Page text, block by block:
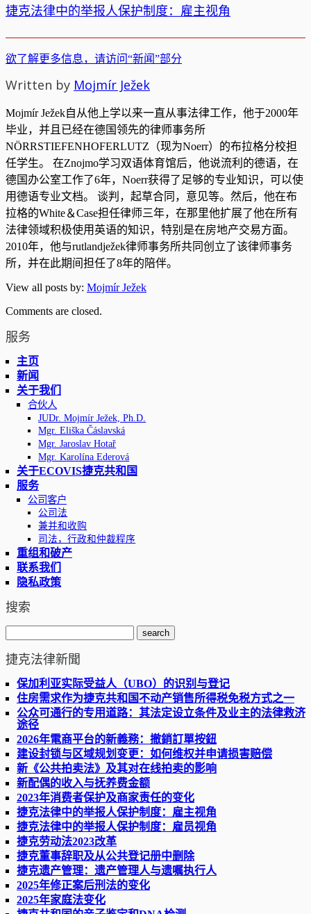
捷克法律中的举报人保护制度：雇主视角
欲了解更多信息，请访问“新闻”部分
Written by Mojmír Ježek
Mojmír Ježek自从他上学以来一直从事法律工作，他于2000年
毕业，并且已经在德国领先的律师事务所
NÖRRSTIEFENHOFERLUTZ（现为Noerr）的布拉格分校担
任学生。 在Znojmo学习双语体育馆后，他说流利的德语，在
德国办公室工作了6年，Noerr获得了足够的专业知识，可以使
用德语专业文档。 谈判，起草合同，意见等。然后，他在布
拉格的White＆Case担任律师三年，在那里他扩展了他在所有
法律领域积极使用英语的知识，特别是在房地产交易方面。
2010年，他与rutlandježek律师事务所共同创立了该律师事务
所，并在此期间担任了8年的陪伴。
View all posts by: Mojmír Ježek
Comments are closed.
服务
主页
新闻
关于我们
合伙人
JUDr. Mojmír Ježek, Ph.D.
Mgr. Eliška Čáslavská
Mgr. Jaroslav Hotař
Mgr. Karolína Ederová
关于ECOVIS捷克共和国
服务
公司客户
公司法
兼并和收购
司法，行政和仲裁程序
重组和破产
联系我们
隐私政策
搜索
捷克法律新聞
保加利亚实际受益人（UBO）的识别与登记
住房需求作为捷克共和国不动产销售所得税免税方式之一
公众可通行的专用道路：其法定设立条件及业主的法律救济
途径
2026年電商平台的新義務：撤銷訂單按鈕
建设封锁与区域规划变更：如何维权并申请损害赔偿
新《公共拍卖法》及其对在线拍卖的影响
新配偶的收入与抚养费金额
2023年消费者保护及商家责任的变化
捷克法律中的举报人保护制度：雇主视角
捷克法律中的举报人保护制度：雇员视角
捷克劳动法2023改革
捷克董事辞职及从公共登记册中删除
捷克遗产管理：遗产管理人与遗嘱执行人
2025年修正案后刑法的变化
2025年家庭法变化